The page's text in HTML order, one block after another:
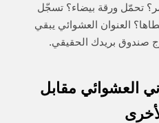
تحمّل ورقة بيضاء؟ تسجّل
العنوان العشوائي يبقي
صندوق بريدك الحقيقي.
العشوائي مقابل